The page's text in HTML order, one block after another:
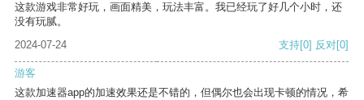
这款游戏非常好玩，画面精美，玩法丰富。我已经玩了好几个小时，还
没有玩腻。
2024-07-24
支持[0] 反对[0]
游客
这款加速器app的加速效果还是不错的，但偶尔也会出现卡顿的情况，希